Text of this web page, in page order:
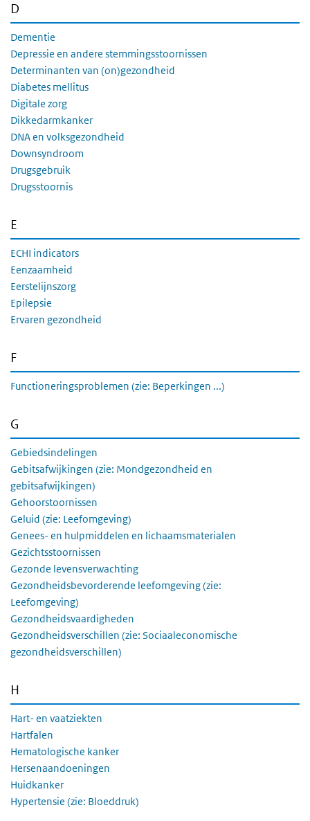
D
Dementie
Depressie en andere stemmingsstoornissen
Determinanten van (on)gezondheid
Diabetes mellitus
Digitale zorg
Dikkedarmkanker
DNA en volksgezondheid
Downsyndroom
Drugsgebruik
Drugsstoornis
E
ECHI indicators
Eenzaamheid
Eerstelijnszorg
Epilepsie
Ervaren gezondheid
F
Functioneringsproblemen (zie: Beperkingen ...)
G
Gebiedsindelingen
Gebitsafwijkingen (zie: Mondgezondheid en
gebitsafwijkingen)
Gehoorstoornissen
Geluid (zie: Leefomgeving)
Genees- en hulpmiddelen en lichaamsmaterialen
Gezichtsstoornissen
Gezonde levensverwachting
Gezondheidsbevorderende leefomgeving (zie:
Leefomgeving)
Gezondheidsvaardigheden
Gezondheidsverschillen (zie: Sociaaleconomische
gezondheidsverschillen)
H
Hart- en vaatziekten
Hartfalen
Hematologische kanker
Hersenaandoeningen
Huidkanker
Hypertensie (zie: Bloeddruk)